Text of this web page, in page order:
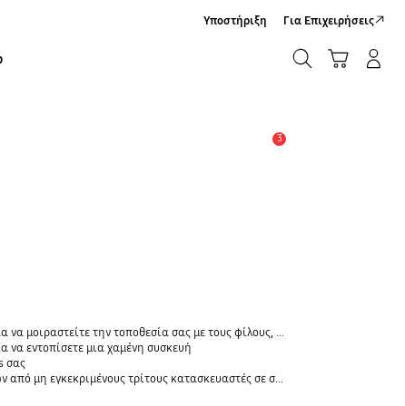
Υποστήριξη Για Επιχειρήσεις
3
σας με τους φίλους, το παιδί, την οικογένειά σας και άλλες επαφές
να εντοπίσετε μια χαμένη συσκευή
σας
τρίτους κατασκευαστές σε συσκευές Galaxy